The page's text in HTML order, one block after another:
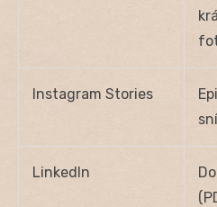
Instagram Stories
LinkedIn